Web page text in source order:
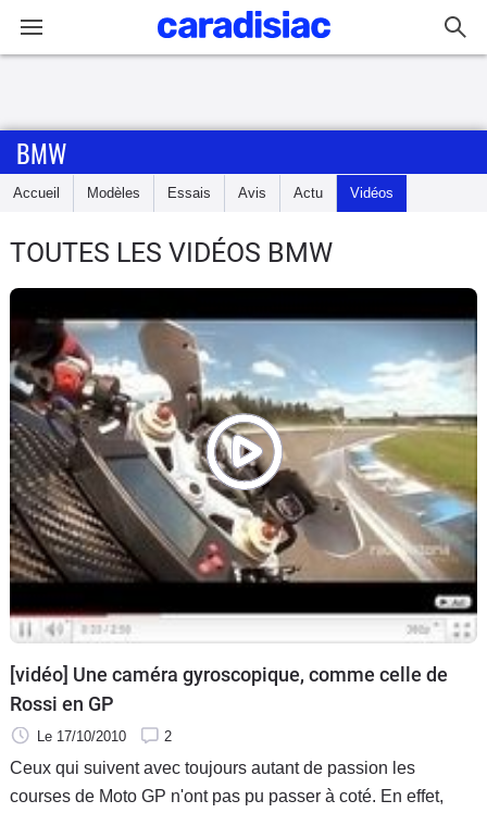
Accueil
Essais
Equipement
Avis
Forum
Scooters
&
125
Services
Auto
BMW
Accueil Modèles Essais Avis Actu Vidéos
TOUTES LES VIDÉOS BMW
[vidéo] Une caméra gyroscopique, comme celle de
Rossi en GP
Le 17/10/2010 2
Ceux qui suivent avec toujours autant de passion les
courses de Moto GP n'ont pas pu passer à coté. En effet,